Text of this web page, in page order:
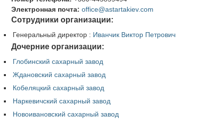
Электронная почта: office@astartakiev.com
Сотрудники организации:
Генеральный директор : Иванчик Виктор Петрович
Дочерние организации:
Глобинский сахарный завод
Ждановский сахарный завод
Кобеляцкий сахарный завод
Наркевичский сахарный завод
Новоивановский сахарный завод